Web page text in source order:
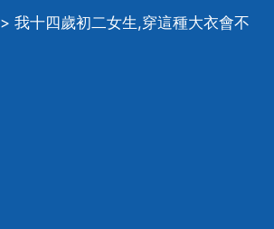
> 我十四歲初二女生,穿這種大衣會不